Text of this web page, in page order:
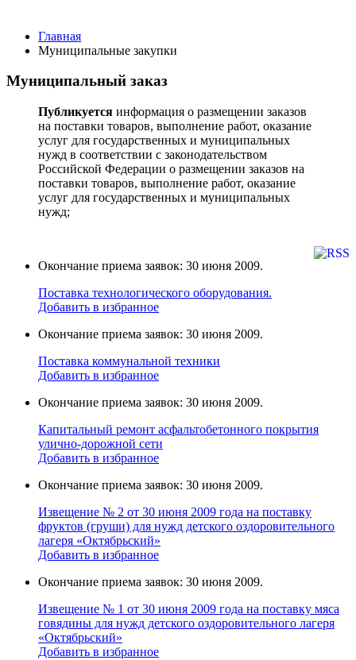
Главная
Муниципальные закупки
Муниципальный заказ
Публикуется информация о размещении заказов
на поставки товаров, выполнение работ, оказание
услуг для государственных и муниципальных
нужд в соответствии с законодательством
Российской Федерации о размещении заказов на
поставки товаров, выполнение работ, оказание
услуг для государственных и муниципальных
нужд;
Окончание приема заявок: 30 июня 2009.
Поставка технологического оборудования.
Добавить в избранное
Окончание приема заявок: 30 июня 2009.
Поставка коммунальной техники
Добавить в избранное
Окончание приема заявок: 30 июня 2009.
Капитальный ремонт асфальтобетонного покрытия
улично-дорожной сети
Добавить в избранное
Окончание приема заявок: 30 июня 2009.
Извещение № 2 от 30 июня 2009 года на поставку
фруктов (груши) для нужд детского оздоровительного
лагеря «Октябрьский»
Добавить в избранное
Окончание приема заявок: 30 июня 2009.
Извещение № 1 от 30 июня 2009 года на поставку мяса
говядины для нужд детского оздоровительного лагеря
«Октябрьский»
Добавить в избранное